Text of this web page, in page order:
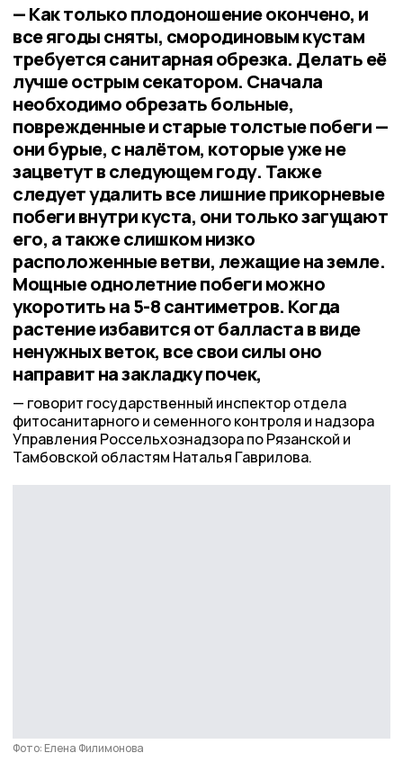
— Как только плодоношение окончено, и
все ягоды сняты, смородиновым кустам
требуется санитарная обрезка. Делать её
лучше острым секатором. Сначала
необходимо обрезать больные,
поврежденные и старые толстые побеги —
они бурые, с налётом, которые уже не
зацветут в следующем году. Также
следует удалить все лишние прикорневые
побеги внутри куста, они только загущают
его, а также слишком низко
расположенные ветви, лежащие на земле.
Мощные однолетние побеги можно
укоротить на 5-8 сантиметров. Когда
растение избавится от балласта в виде
ненужных веток, все свои силы оно
направит на закладку почек,
говорит государственный инспектор отдела
фитосанитарного и семенного контроля и надзора
Управления Россельхознадзора по Рязанской и
Тамбовской областям Наталья Гаврилова.
Фото: Елена Филимонова